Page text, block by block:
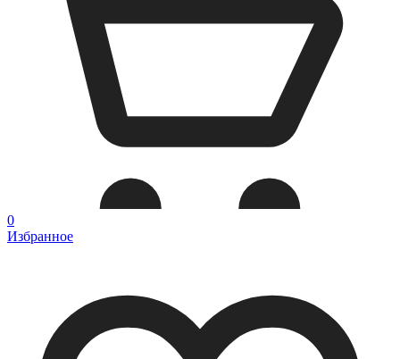
0
Избранное